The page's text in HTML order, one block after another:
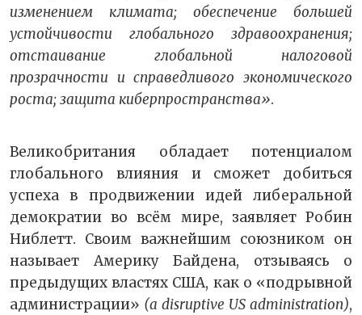
изменением климата; обеспечение большей
устойчивости глобального здравоохранения;
отстаивание глобальной налоговой
прозрачности и справедливого экономического
роста; защита киберпространства».
Великобритания обладает потенциалом
глобального влияния и сможет добиться
успеха в продвижении идей либеральной
демократии во всём мире, заявляет Робин
Ниблетт. Своим важнейшим союзником он
называет Америку Байдена, отзываясь о
предыдущих властях США, как о «подрывной
администрации» (a disruptive US administration),